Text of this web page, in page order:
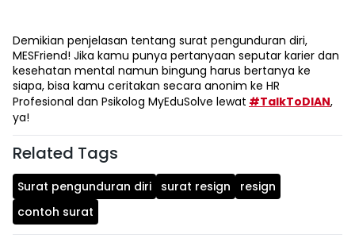
Demikian penjelasan tentang surat pengunduran diri,
MESFriend! Jika kamu punya pertanyaan seputar karier dan
kesehatan mental namun bingung harus bertanya ke
siapa, bisa kamu ceritakan secara anonim ke HR
Profesional dan Psikolog MyEduSolve lewat #TalkToDIAN,
ya!
Related Tags
Surat pengunduran diri surat resign
resign
contoh surat